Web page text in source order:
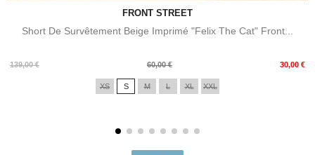
FRONT STREET
Short De Survêtement Beige Imprimé "Felix The Cat" Front...
139,00 €
Prix
60,00 € 30,00 €
Prix
XS S M L XL XXL